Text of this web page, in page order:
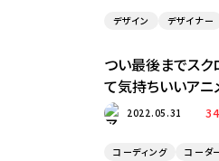
デザイン デザイナー
つい最後までスク
て気持ちいいアニ
てみました！！
2022.05.31 34
コーディング コーダ